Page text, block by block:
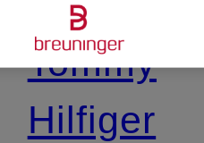
Tommy
Hilfiger